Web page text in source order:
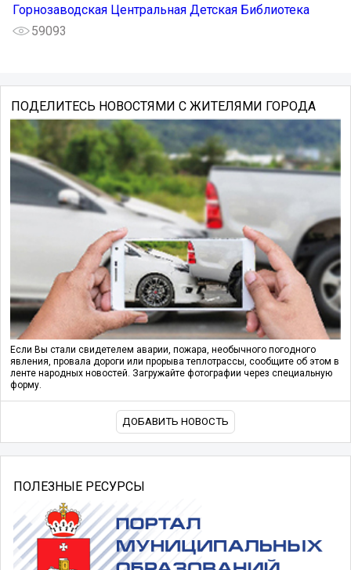
Горнозаводская Центральная Детская Библиотека
59093
ПОДЕЛИТЕСЬ НОВОСТЯМИ С ЖИТЕЛЯМИ ГОРОДА
Если Вы стали свидетелем аварии, пожара, необычного погодного
явления, провала дороги или прорыва теплотрассы, сообщите об этом в
ленте народных новостей. Загружайте фотографии через специальную
форму.
ДОБАВИТЬ НОВОСТЬ
ПОЛЕЗНЫЕ РЕСУРСЫ